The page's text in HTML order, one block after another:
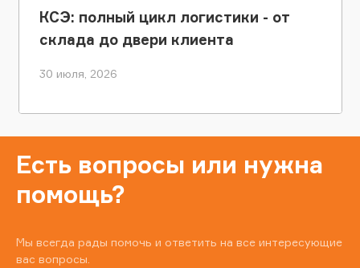
КСЭ: полный цикл логистики - от
склада до двери клиента
30 июля, 2026
Есть вопросы или нужна
помощь?
Мы всегда рады помочь и ответить на все интересующие
вас вопросы.